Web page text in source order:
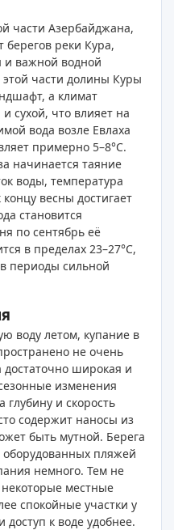
части Азербайджана,
реки Кура,
и важной водной
части долины Куры
а климат
сухой, что влияет на
вода возле Евлаха
примерно 5–8°C.
начинается таяние
воды, температура
весны достигает
становится
по сентябрь её
в пределах 23–27°C,
периоды сильной
воду летом, купание в
не очень
широкая и
изменения
глубину и скорость
содержит наносы из
быть мутной. Берега
оборудованных пляжей
немного. Тем не
местные
спокойные участки у
доступ к воде удобнее.